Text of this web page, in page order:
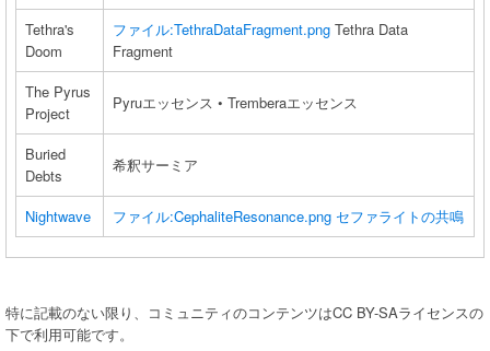
Tethra's
Doom
ファイル:TethraDataFragment.png Tethra Data
Fragment
The Pyrus
Project
Pyruエッセンス • Tremberaエッセンス
Buried
Debts
希釈サーミア
Nightwave ファイル:CephaliteResonance.png セファライトの共鳴
特に記載のない限り、コミュニティのコンテンツはCC BY-SAライセンスの
下で利用可能です。